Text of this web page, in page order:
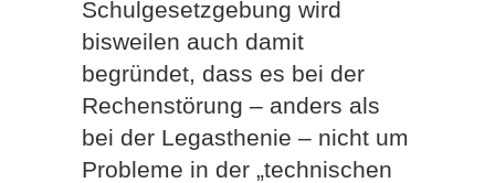
Schulgesetzgebung wird
bisweilen auch damit
begründet, dass es bei der
Rechenstörung – anders als
bei der Legasthenie – nicht um
Probleme in der „technischen